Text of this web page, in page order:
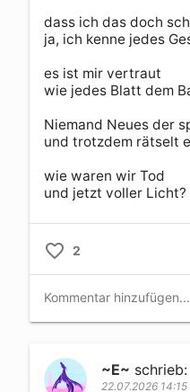
dass ich das doch
ja, ich kenne jedes
es ist mir vertraut
wie jedes Blatt dem
Niemand Neues der
und trotzdem rätselt
wie waren wir Tod
und jetzt voller Licht?
2
~E~ schrieb:
22.07.2026 14:15